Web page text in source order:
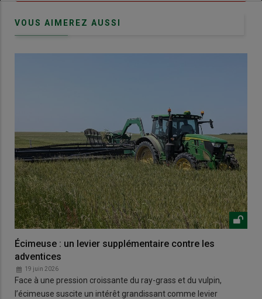
VOUS AIMEREZ AUSSI
Écimeuse : un levier supplémentaire contre les
adventices
19 juin 2026
Face à une pression croissante du ray-grass et du vulpin,
l’écimeuse suscite un intérêt grandissant comme levier